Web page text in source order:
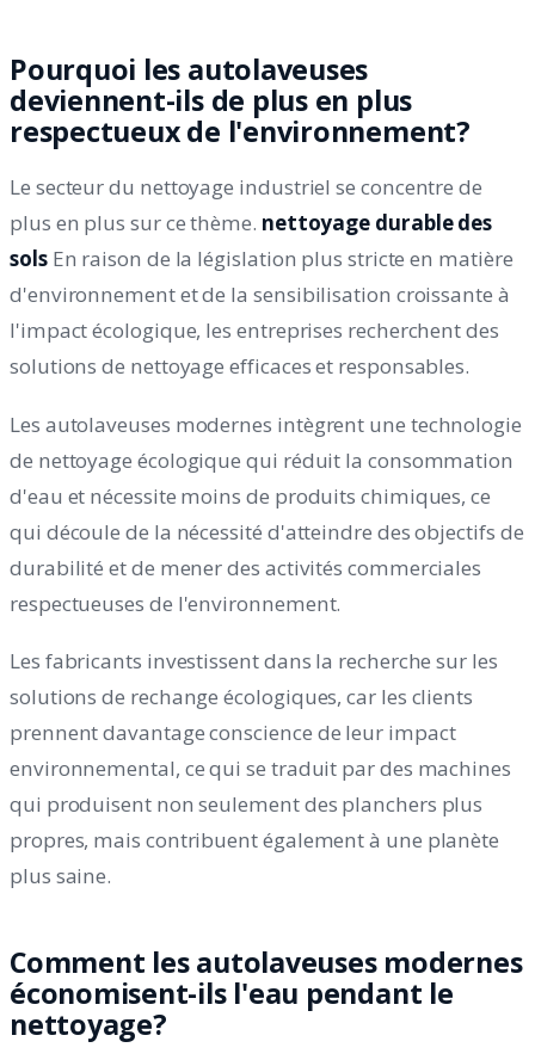
Pourquoi les autolaveuses
deviennent-ils de plus en plus
respectueux de l'environnement?
Le secteur du nettoyage industriel se concentre de
plus en plus sur ce thème. nettoyage durable des
solsEn raison de la législation plus stricte en matière
d'environnement et de la sensibilisation croissante à
l'impact écologique, les entreprises recherchent des
solutions de nettoyage efficaces et responsables.
Les autolaveuses modernes intègrent une technologie
de nettoyage écologique qui réduit la consommation
d'eau et nécessite moins de produits chimiques, ce
qui découle de la nécessité d'atteindre des objectifs de
durabilité et de mener des activités commerciales
respectueuses de l'environnement.
Les fabricants investissent dans la recherche sur les
solutions de rechange écologiques, car les clients
prennent davantage conscience de leur impact
environnemental, ce qui se traduit par des machines
qui produisent non seulement des planchers plus
propres, mais contribuent également à une planète
plus saine.
Comment les autolaveuses modernes
économisent-ils l'eau pendant le
nettoyage?